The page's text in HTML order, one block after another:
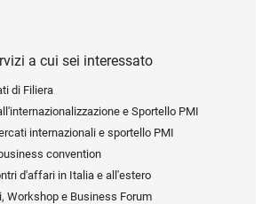
a cui sei interessato
di Filiera
e Sportello PMI
internazionali e sportello PMI
convention
d'affari in Italia e all'estero
Workshop e Business Forum